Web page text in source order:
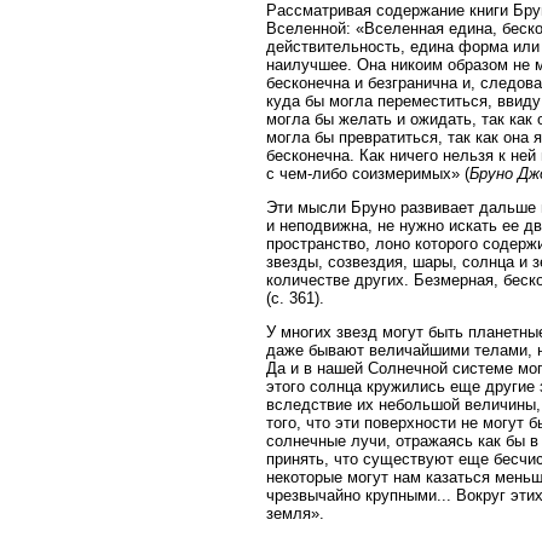
Рассматривая содержание книги
Вселенной: «Вселенная едина,
действительность, едина форма
наилучшее. Она никоим образом не
бесконечна и безгранична и,
куда бы могла переместиться,
могла бы желать и ожидать, так
могла бы превратиться, так как
бесконечна. Как ничего нельзя к
с чем-либо соизмеримых» (Бруно
Эти мысли Бруно развивает дальше
и неподвижна, не нужно искать ее
пространство, лоно которого
звезды, созвездия, шары, солнца и
количестве других. Безмерная,
(с. 361).
У многих звезд могут быть
даже бывают величайшими телами,
Да и в нашей Солнечной системе
этого солнца кружились еще
вследствие их небольшой
того, что эти поверхности не
солнечные лучи, отражаясь как бы
принять, что существуют еще
некоторые могут нам казаться
чрезвычайно крупными... Вокруг
земля».